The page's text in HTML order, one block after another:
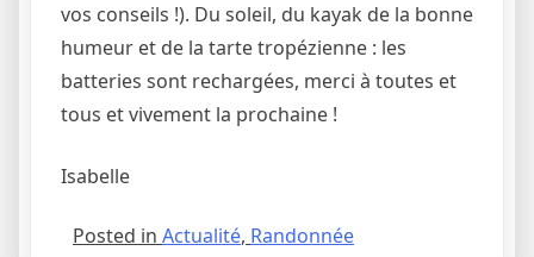
vos conseils !). Du soleil, du kayak de la bonne
humeur et de la tarte tropézienne : les
batteries sont rechargées, merci à toutes et
tous et vivement la prochaine !
Isabelle
Posted in Actualité, Randonnée